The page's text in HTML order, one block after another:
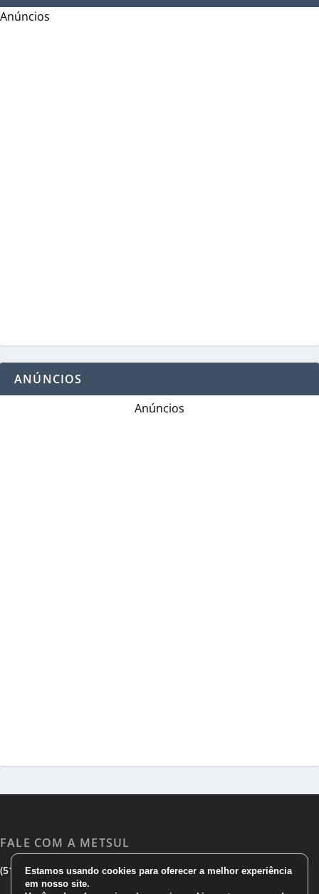
Anúncios
ANÚNCIOS
Anúncios
FALE COM A METSUL
(51) 3533 1983|(51)3785 7752|comercial@metsul.com
Estamos usando cookies para oferecer a melhor experiência
em nosso site.